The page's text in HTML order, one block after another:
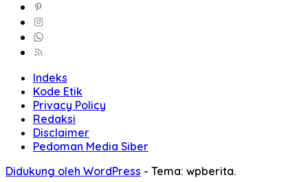
Indeks
Kode Etik
Privacy Policy
Redaksi
Disclaimer
Pedoman Media Siber
Didukung oleh WordPress - Tema: wpberita.